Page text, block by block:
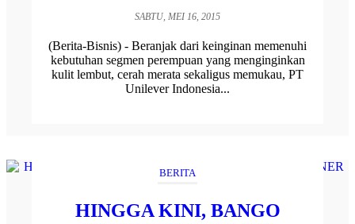
SABTU, MEI 16, 2015
(Berita-Bisnis) - Beranjak dari keinginan memenuhi
kebutuhan segmen perempuan yang menginginkan
kulit lembut, cerah merata sekaligus memukau, PT
Unilever Indonesia...
BERITA
HINGGA KINI, BANGO